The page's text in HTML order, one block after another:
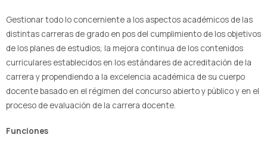
Gestionar todo lo concerniente a los aspectos académicos de las
distintas carreras de grado en pos del cumplimiento de los objetivos
de los planes de estudios, la mejora continua de los contenidos
curriculares establecidos en los estándares de acreditación de la
carrera y propendiendo a la excelencia académica de su cuerpo
docente basado en el régimen del concurso abierto y público y en el
proceso de evaluación de la carrera docente.
Funciones